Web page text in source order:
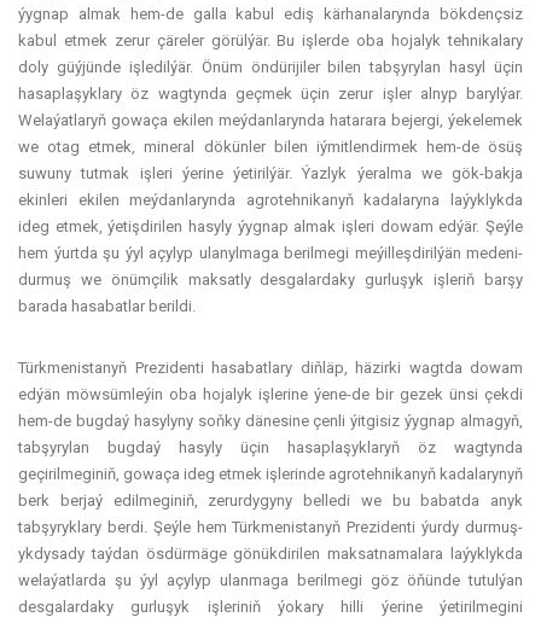
ýygnap almak hem-de galla kabul ediş kärhanalarynda bökdençsiz
kabul etmek zerur çäreler görülýär. Bu işlerde oba hojalyk tehnikalary
doly güýjünde işledilýär. Önüm öndürijiler bilen tabşyrylan hasyl üçin
hasaplaşyklary öz wagtynda geçmek üçin zerur işler alnyp barylýar.
Welaýatlaryň gowaça ekilen meýdanlarynda hatarara bejergi, ýekelemek
we otag etmek, mineral dökünler bilen iýmitlendirmek hem-de ösüş
suwuny tutmak işleri ýerine ýetirilýär. Ýazlyk ýeralma we gök-bakja
ekinleri ekilen meýdanlarynda agrotehnikanyň kadalaryna laýyklykda
ideg etmek, ýetişdirilen hasyly ýygnap almak işleri dowam edýär. Şeýle
hem ýurtda şu ýyl açylyp ulanylmaga berilmegi meýilleşdirilýän medeni-
durmuş we önümçilik maksatly desgalardaky gurluşyk işleriň barşy
barada hasabatlar berildi.
Türkmenistanyň Prezidenti hasabatlary diňläp, häzirki wagtda dowam
edýän möwsümleýin oba hojalyk işlerine ýene-de bir gezek ünsi çekdi
hem-de bugdaý hasylyny soňky dänesine çenli ýitgisiz ýygnap almagyň,
tabşyrylan bugdaý hasyly üçin hasaplaşyklaryň öz wagtynda
geçirilmeginiň, gowaça ideg etmek işlerinde agrotehnikanyň kadalarynyň
berk berjaý edilmeginiň, zerurdygyny belledi we bu babatda anyk
tabşyryklary berdi. Şeýle hem Türkmenistanyň Prezidenti ýurdy durmuş-
ykdysady taýdan ösdürmäge gönükdirilen maksatnamalara laýyklykda
welaýatlarda şu ýyl açylyp ulanmaga berilmegi göz öňünde tutulýan
desgalardaky gurluşyk işleriniň ýokary hilli ýerine ýetirilmegini